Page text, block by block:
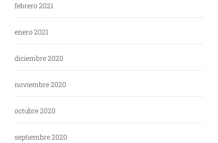
febrero 2021
enero 2021
diciembre 2020
noviembre 2020
octubre 2020
septiembre 2020